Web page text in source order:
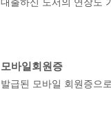
모바일회원증
발급된 모바일 회원증으